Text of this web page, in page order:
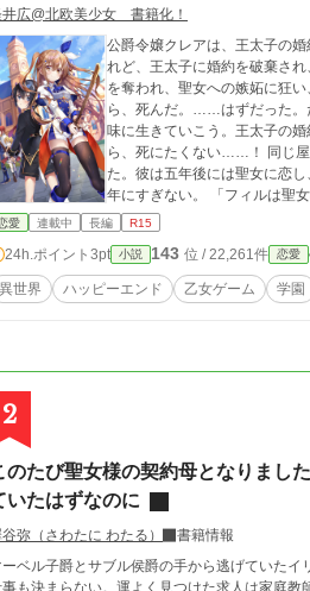
井広@北欧美少女 書籍化！
公爵令嬢クレアは、王太子の
れど、王太子に婚約を破棄され、さらに弟の手で処
を奪われ、聖女への嫉妬に狂い、聖女をい
ら、死んだ。……はずだった。だが目が覚
味に生きていこう。王太子の
ら、死にたくない……！ 同じ屋敷にいるのは、一つ年下の弟フィル。血のつながらないクレアとは疎遠な仲だっ
た。彼は五年後には聖女に恋
年にすぎない。 「フィルは聖女様と幸せになっていいから。だから……頼むから……わたしを殺さないでね！」
クレアは弟をとにかく甘やかし
くなっていき、心から溺愛するようになっていく。 やがてクレアは
全体を巻き込みながら、破滅
愛 連載中 長編 R15
24h.ポイント 3pt 小説 143 位 / 22,261件 恋愛
異世界 ハッピーエンド 乙女ゲーム 学園
2
のたび聖女様の契約母となりまし
いたはずなのに
弥（さわたに わたる）
書籍情報
ベル子爵とサブル侯爵の手から逃げていた
も決まらない。運よく見つけた求人は家庭